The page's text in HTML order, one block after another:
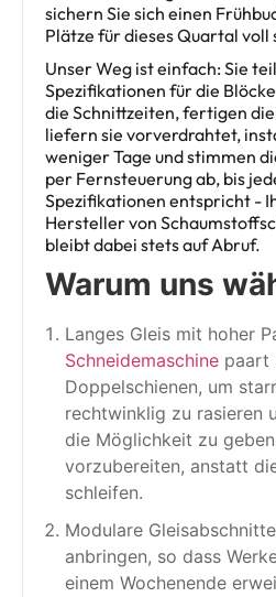
sichern Sie sich einen
Plätze für dieses Quartal voll
Unser Weg ist einfach: Sie
Spezifikationen für die
die Schnittzeiten, fertigen
liefern sie vorverdrahtet,
weniger Tage und stimmen
per Fernsteuerung ab, bis
Spezifikationen entspricht -
Hersteller von
bleibt dabei stets auf Abruf.
Warum uns
Langes Gleis mit hoher
Schneidemaschine paart
Doppelschienen, um
rechtwinklig zu rasieren
die Möglichkeit zu
vorzubereiten, anstatt
schleifen.
Modulare
anbringen, so dass
einem Wochenende